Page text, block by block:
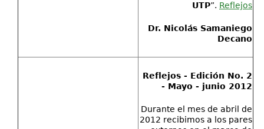
UTP”. Reflejos
Dr. Nicolás Samaniego
Decano
Reflejos - Edición No. 2
- Mayo - junio 2012
Durante el mes de abril de
2012 recibimos a los pares